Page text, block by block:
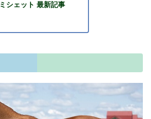
ミシェット 最新記事